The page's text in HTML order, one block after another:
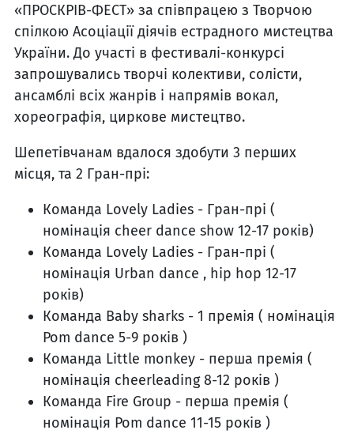
«ПРОСКРІВ-ФЕСТ» за співпрацею з Творчою
спілкою Асоціації діячів естрадного мистецтва
України. До участі в фестивалі-конкурсі
запрошувались творчі колективи, солісти,
ансамблі всіх жанрів і напрямів вокал,
хореографія, циркове мистецтво.
Шепетівчанам вдалося здобути 3 перших
місця, та 2 Гран-прі:
Команда Lovely Ladies - Гран-прі (
номінація cheer dance show 12-17 років)
Команда Lovely Ladies - Гран-прі (
номінація Urban dance , hip hop 12-17
років)
Команда Baby sharks - 1 премія ( номінація
Pom dance 5-9 років )
Команда Little monkey - перша премія (
номінація cheerleading 8-12 років )
Команда Fire Group - перша премія (
номінація Pom dance 11-15 років )